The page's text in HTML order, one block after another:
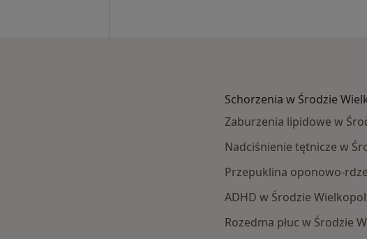
Schorzenia w Środzie
Zaburzenia lipidowe w
Nadciśnienie tętnicze w
Przepuklina oponowo-
ADHD w Środzie
Rozedma płuc w Środzie